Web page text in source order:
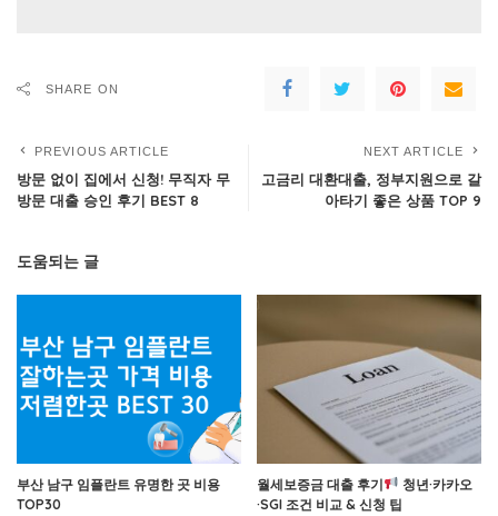
SHARE ON
PREVIOUS ARTICLE
방문 없이 집에서 신청! 무직자 무
방문 대출 승인 후기 BEST 8
NEXT ARTICLE
고금리 대환대출, 정부지원으로 갈
아타기 좋은 상품 TOP 9
도움되는 글
부산 남구 임플란트 유명한 곳 비용
TOP30
월세보증금 대출 후기
청년·카카오
·SGI 조건 비교 & 신청 팁